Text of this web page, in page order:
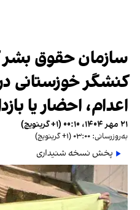
سازمان حقوق بشر
کنشگر خوزستانی
اعدام، احضار یا
۲۱ مهر ۱۴۰۴، ۰۰:۱۰ (‎+۱ گرینویچ)
به‌روزرسانی: ۰۳:۰۰ (‎+۱ گرینویچ)
پخش نسخه شنیداری